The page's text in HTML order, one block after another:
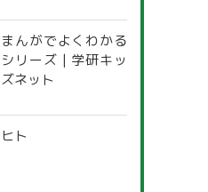
道府県別「夏季休暇
一覧」
まんがでよくわかる
シリーズ | 学研キッ
ズネット
ヒト